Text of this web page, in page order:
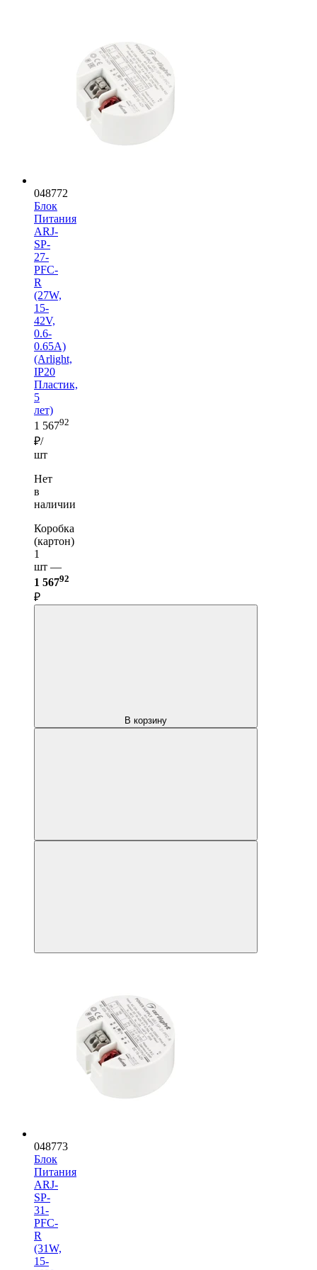
048772
Блок
Питания
ARJ-
SP-
27-
PFC-
R
(27W,
15-
42V,
0.6-
0.65A)
(Arlight,
IP20
Пластик,
5
лет)
1 56792
₽/
шт
Нет
в
наличии
Коробка
(картон)
1
шт —
1 56792
₽
В корзину
048773
Блок
Питания
ARJ-
SP-
31-
PFC-
R
(31W,
15-